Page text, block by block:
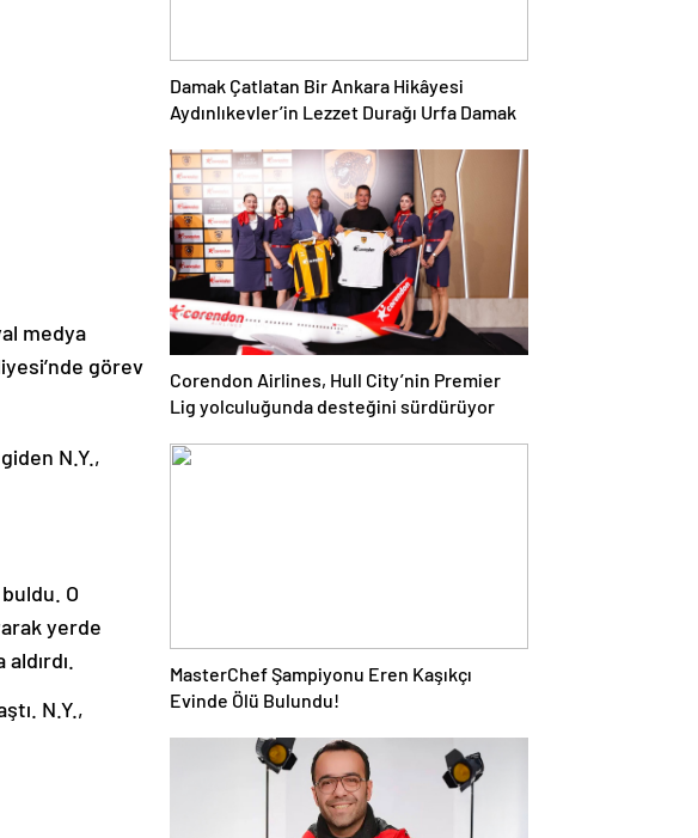
medya
görev
N.Y.,
O
yerde
N.Y.,
Damak Çatlatan Bir Ankara Hikâyesi
Aydınlıkevler’in Lezzet Durağı Urfa Damak
Corendon Airlines, Hull City’nin Premier
Lig yolculuğunda desteğini sürdürüyor
MasterChef Şampiyonu Eren Kaşıkçı
Evinde Ölü Bulundu!